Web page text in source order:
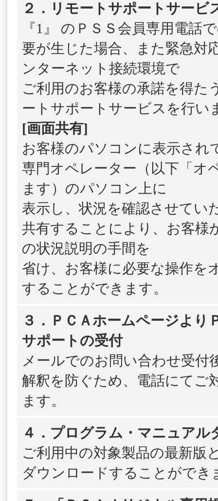
２．リモートサポートサービ
『1』 のＰＳＳ会員専用電話
要が生じた場合、また緊急対
ンターネット接続環境で
ご利用のお客様の承諾を得た
ートサポートサービスを行い
[画面共有]
お客様のパソコンに表示され
専門オペレーター（以下「オ
ます）のパソコン上に
表示し、状況を確認させてい
共有することにより、お客様
の状況説明の手間を
省け、お客様に必要な操作を
することができます。
３．ＰＣＡホームページより
サポートの受付
メールでのお問い合わせ受付
解釈を防ぐため、電話にてご
ます。
４．プログラム・マニュアル
ご利用中の対象製品の最新版
ダウンロードすることができ